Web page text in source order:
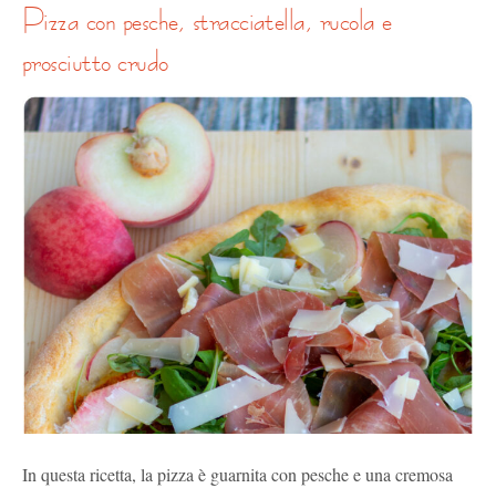
pizza con pesche, stracciatella, rucola e
prosciutto crudo
In questa ricetta, la pizza è guarnita con pesche e una cremosa